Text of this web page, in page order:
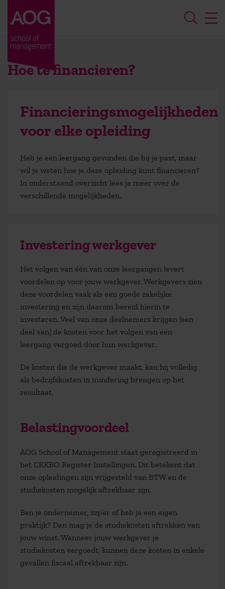
Hoe te financieren?
Financieringsmogelijkheden
voor elke opleiding
Heb je een leergang gevonden die bij je past, maar
wil je weten hoe je deze opleiding kunt financieren?
In onderstaand overzicht lees je meer over de
verschillende mogelijkheden.
Investering werkgever
Het volgen van één van onze leergangen levert
voordelen op voor jouw werkgever. Werkgevers zien
deze voordelen vaak als een goede zakelijke
investering en zijn daarom bereid hierin te
investeren. Veel van onze deelnemers krijgen (een
deel van) de kosten voor het volgen van een
leergang vergoed door hun werkgever.
De kosten die de werkgever maakt, kan hij volledig
als bedrijfskosten in mindering brengen op het
resultaat.
Belastingvoordeel
AOG School of Management staat geregistreerd in
het CRKBO Register Instellingen. Dit betekent dat
onze opleidingen zijn vrijgesteld van BTW en de
studiekosten mogelijk aftrekbaar zijn.
Ben je ondernemer, zzp’er of heb je een eigen
praktijk? Dan mag je de studiekosten aftrekken van
jouw winst. Wanneer jouw werkgever je
studiekosten vergoedt, kunnen deze kosten in enkele
gevallen fiscaal aftrekbaar zijn.